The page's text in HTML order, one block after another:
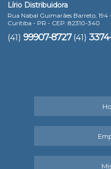
Lírio Distribuidora
Rua Nabal Guimarães Barreto, 194
Curitiba - PR - CEP: 82310-340
(41) 99907-8727 (41)